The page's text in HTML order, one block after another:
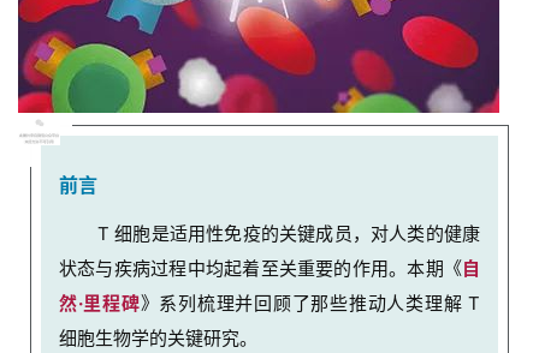
前言
T 细胞是适用性免疫的关键成员，对人类的健康
状态与疾病过程中均起着至关重要的作用。本期《自
然·里程碑》系列梳理并回顾了那些推动人类理解 T
细胞生物学的关键研究。